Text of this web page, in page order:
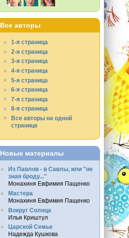
Все авторы
1-я страница
2-я страница
3-я страница
4-я страница
5-я страница
6-я страница
7-я страница
8-я страница
Все авторы на одной
странице
Новые материалы
Из Павлов - в Савлы, или "не
зная броду..."
Монахиня Евфимия Пащенко
Мастера
Монахиня Евфимия Пащенко
Вокруг Солнца
Илья Криштул
Царской Семье
Надежда Кушкова